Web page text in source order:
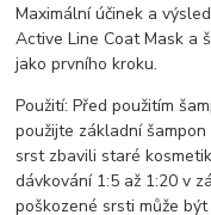
Maximální účinek a
Active Line Coat Mask a
jako prvního kroku.
Použití: Před použitím
použijte základní
srst zbavili staré
dávkování 1:5 až 1:20 v
poškozené srsti může